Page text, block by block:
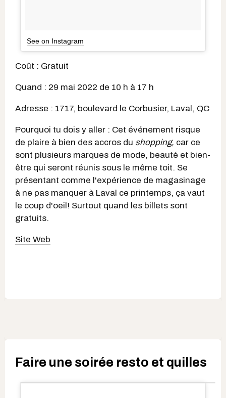
See on Instagram
Coût : Gratuit
Quand : 29 mai 2022 de 10 h à 17 h
Adresse : 1717, boulevard le Corbusier, Laval, QC
Pourquoi tu dois y aller : Cet événement risque
de plaire à bien des accros du shopping, car ce
sont plusieurs marques de mode, beauté et bien-
être qui seront réunis sous le même toit. Se
présentant comme l'expérience de magasinage
à ne pas manquer à Laval ce printemps, ça vaut
le coup d'oeil! Surtout quand les billets sont
gratuits.
Site Web
Faire une soirée resto et quilles